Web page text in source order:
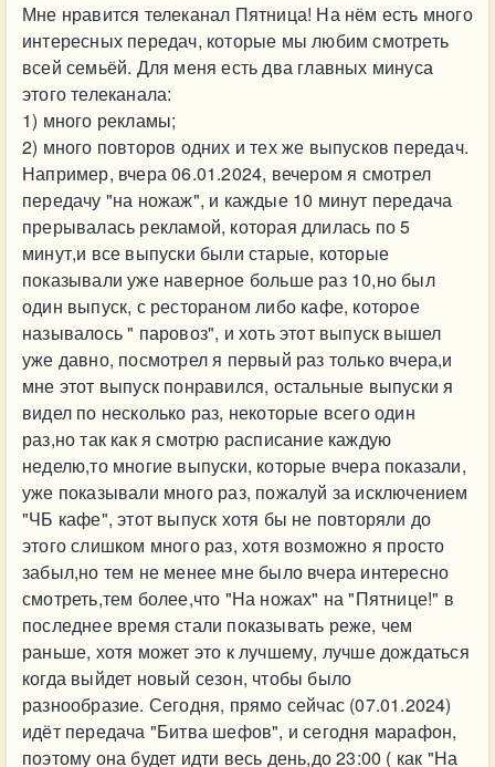
Мне нравится телеканал Пятница! На нём есть много
интересных передач, которые мы любим смотреть
всей семьёй. Для меня есть два главных минуса
этого телеканала:
1) много рекламы;
2) много повторов одних и тех же выпусков передач.
Например, вчера 06.01.2024, вечером я смотрел
передачу "на ножаж", и каждые 10 минут передача
прерывалась рекламой, которая длилась по 5
минут,и все выпуски были старые, которые
показывали уже наверное больше раз 10,но был
один выпуск, с рестораном либо кафе, которое
называлось " паровоз", и хоть этот выпуск вышел
уже давно, посмотрел я первый раз только вчера,и
мне этот выпуск понравился, остальные выпуски я
видел по несколько раз, некоторые всего один
раз,но так как я смотрю расписание каждую
неделю,то многие выпуски, которые вчера показали,
уже показывали много раз, пожалуй за исключением
"ЧБ кафе", этот выпуск хотя бы не повторяли до
этого слишком много раз, хотя возможно я просто
забыл,но тем не менее мне было вчера интересно
смотреть,тем более,что "На ножах" на "Пятнице!" в
последнее время стали показывать реже, чем
раньше, хотя может это к лучшему, лучше дождаться
когда выйдет новый сезон, чтобы было
разнообразие. Сегодня, прямо сейчас (07.01.2024)
идёт передача "Битва шефов", и сегодня марафон,
поэтому она будет идти весь день,до 23:00 ( как "На